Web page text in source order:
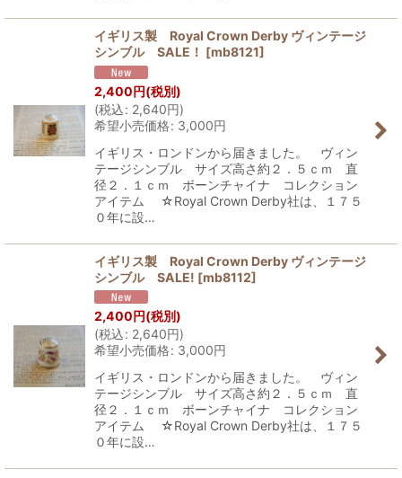
イギリス製 Royal Crown Derby ヴィンテージ
シンブル SALE！ [mb8121]
2,400円(税別)
(税込: 2,640円)
希望小売価格: 3,000円
イギリス・ロンドンから届きました。 ヴィン
テージシンブル サイズ高さ約２．５ｃｍ 直
径２．１ｃｍ ボーンチャイナ コレクション
アイテム ☆Royal Crown Derby社は、１７５
０年に設…
イギリス製 Royal Crown Derby ヴィンテージ
シンブル SALE! [mb8112]
2,400円(税別)
(税込: 2,640円)
希望小売価格: 3,000円
イギリス・ロンドンから届きました。 ヴィン
テージシンブル サイズ高さ約２．５ｃｍ 直
径２．１ｃｍ ボーンチャイナ コレクション
アイテム ☆Royal Crown Derby社は、１７５
０年に設…